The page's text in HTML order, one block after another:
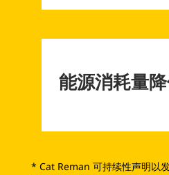
能源消耗量降
* Cat Reman 可持续性声明以